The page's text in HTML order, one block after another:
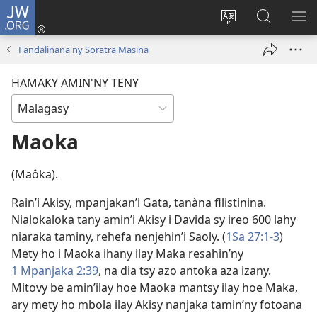
JW.ORG
Hiova
Hiditra
(manokatra
ato
Amin’ny
Fandalinana ny Soratra Masina
HAMAKY AMIN'NY TENY
Maoka
(Maôka).
Rain’i Akisy, mpanjakan’i Gata, tanàna filistinina.
Nialokaloka tany amin’i Akisy i Davida sy ireo 600 lahy
niaraka taminy, rehefa nenjehin’i Saoly. (1Sa 27:1-3)
Mety ho i Maoka ihany ilay Maka resahin’ny
1 Mpanjaka 2:39, na dia tsy azo antoka aza izany.
Mitovy be amin’ilay hoe Maoka mantsy ilay hoe Maka,
ary mety ho mbola ilay Akisy nanjaka tamin’ny fotoana